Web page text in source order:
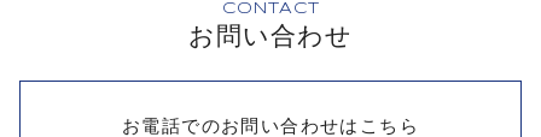
CONTACT
お問い合わせ
お電話でのお問い合わせはこちら